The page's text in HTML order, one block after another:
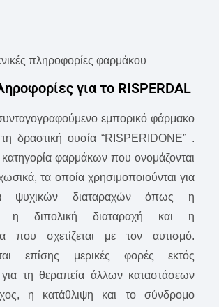
για το RISPERDAL
εμπορικό φάρμακο
δραστική ουσία “RISPERIDONE” .
κατηγορία φαρμάκων που ονομάζονται
τα οποία χρησιμοποιούνται για
ψυχικών διαταραχών όπως η
η διπολική διαταραχή και η
που σχετίζεται με τον αυτισμό.
επίσης μερικές φορές εκτός
τη θεραπεία άλλων καταστάσεων
η κατάθλιψη και το σύνδρομο